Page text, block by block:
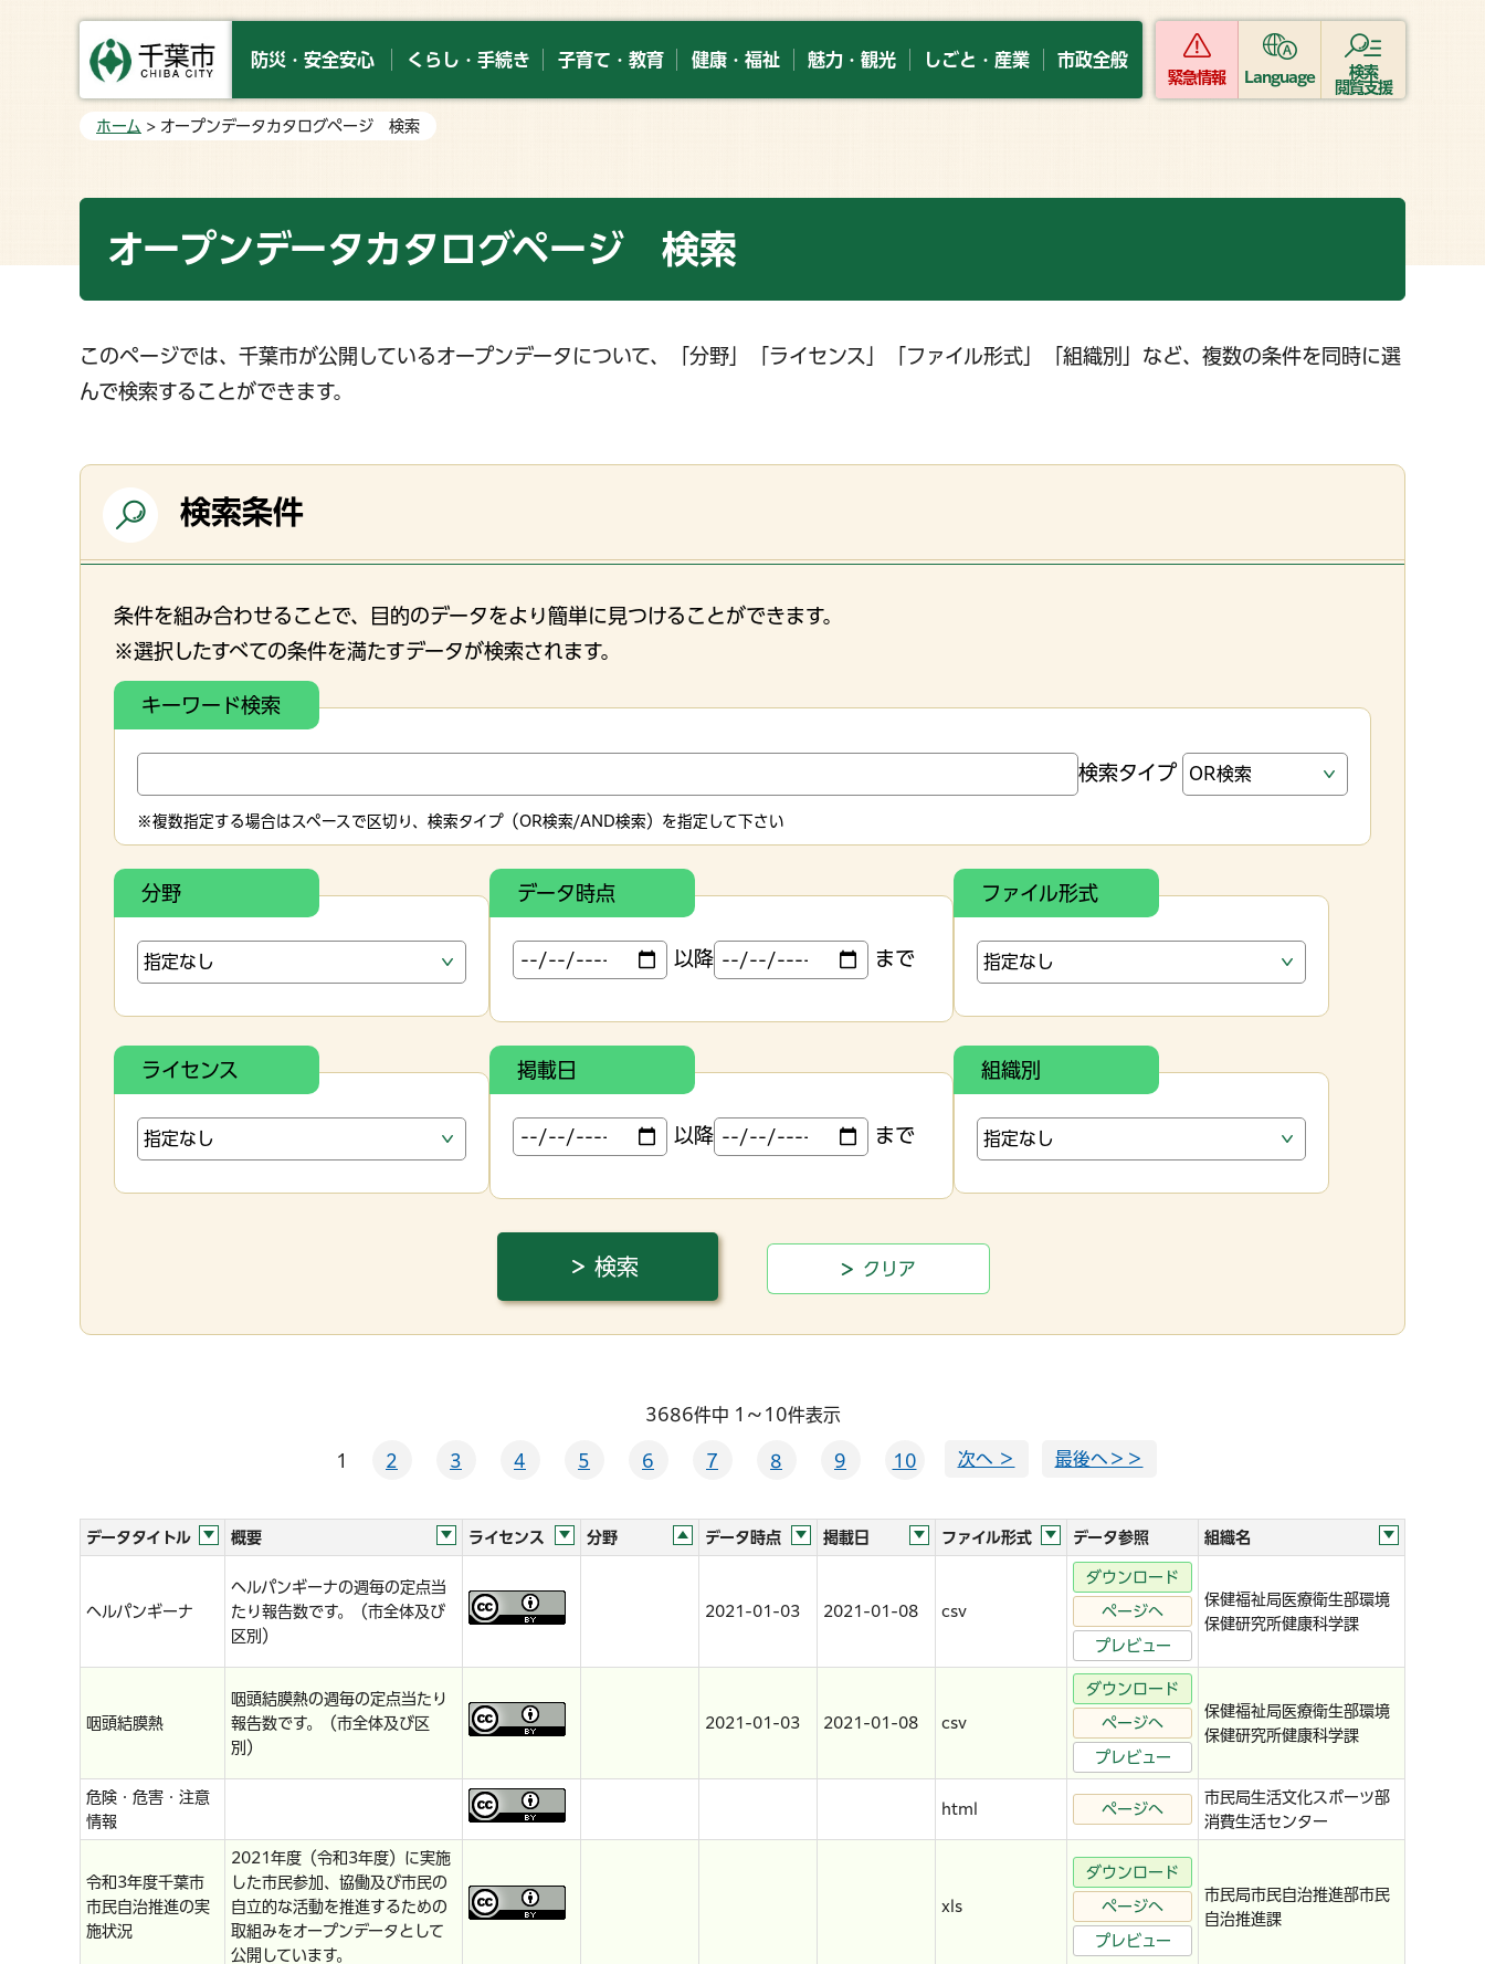
防災・安全安心 くらし・手続き 子育て・教育 健康・福祉 魅力・観光 しごと・産業 市政全般
緊急情報 Language
検索
閲覧支援
ホーム > オープンデータカタログページ 検索
オープンデータカタログページ 検索
このページでは、千葉市が公開しているオープンデータについて、「分野」「ライセンス」「ファイル形式」「組織別」など、複数の条件を同時に選
んで検索することができます。
検索条件
条件を組み合わせることで、目的のデータをより簡単に見つけることができます。
※選択したすべての条件を満たすデータが検索されます。
キーワード検索
検索タイプ
※複数指定する場合はスペースで区切り、検索タイプ（OR検索/AND検索）を指定して下さい
分野 データ時点
以降 まで
ファイル形式
ライセンス 掲載日
以降 まで
組織別
3686件中 1～10件表示
1 2 3 4 5 6 7 8 9 10 次へ ＞ 最後へ＞＞
データタイトル 概要 ライセンス 分野 データ時点 掲載日 ファイル形式 データ参照 組織名
ヘルパンギーナ
ヘルパンギーナの週毎の定点当
たり報告数です。（市全体及び
区別）
2021-01-03 2021-01-08 csv
ダウンロード
ページへ
プレビュー
保健福祉局医療衛生部環境
保健研究所健康科学課
咽頭結膜熱
咽頭結膜熱の週毎の定点当たり
報告数です。（市全体及び区
別）
2021-01-03 2021-01-08 csv
ダウンロード
ページへ
プレビュー
保健福祉局医療衛生部環境
保健研究所健康科学課
危険・危害・注意
情報
html ページへ
市民局生活文化スポーツ部
消費生活センター
令和3年度千葉市
市民自治推進の実
施状況
2021年度（令和3年度）に実施
した市民参加、協働及び市民の
自立的な活動を推進するための
取組みをオープンデータとして
公開しています。
xls
ダウンロード
ページへ
プレビュー
市民局市民自治推進部市民
自治推進課